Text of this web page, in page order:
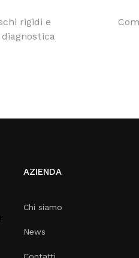
rigidi e
AZIENDA
Chi siamo
News